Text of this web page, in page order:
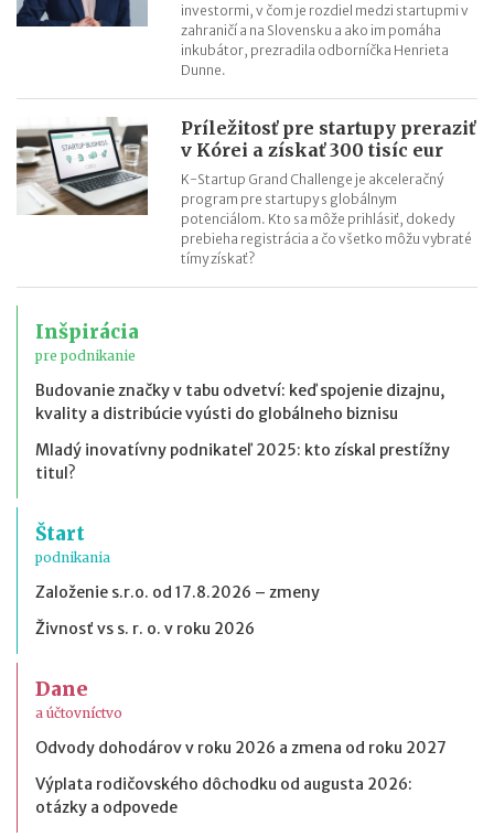
investormi, v čom je rozdiel medzi startupmi v
zahraničí a na Slovensku a ako im pomáha
inkubátor, prezradila odborníčka Henrieta
Dunne.
Príležitosť pre startupy preraziť
v Kórei a získať 300 tisíc eur
K-Startup Grand Challenge je akceleračný
program pre startupy s globálnym
potenciálom. Kto sa môže prihlásiť, dokedy
prebieha registrácia a čo všetko môžu vybraté
tímy získať?
Inšpirácia
pre podnikanie
Budovanie značky v tabu odvetví: keď spojenie dizajnu,
kvality a distribúcie vyústi do globálneho biznisu
Mladý inovatívny podnikateľ 2025: kto získal prestížny
titul?
Štart
podnikania
Založenie s.r.o. od 17.8.2026 – zmeny
Živnosť vs s. r. o. v roku 2026
Dane
a účtovníctvo
Odvody dohodárov v roku 2026 a zmena od roku 2027
Výplata rodičovského dôchodku od augusta 2026:
otázky a odpovede